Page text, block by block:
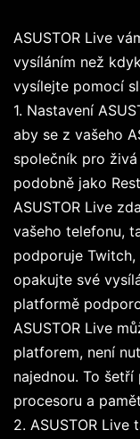
ASUSTOR Live
vysíláním než
vysílejte pomocí
1. Nastavení
aby se z vašeho
společník pro
podobně jako
ASUSTOR Live
vašeho telefonu,
podporuje Twitch,
opakujte své
platformě
ASUSTOR Live
platforem, není
najednou. To
procesoru a
2. ASUSTOR